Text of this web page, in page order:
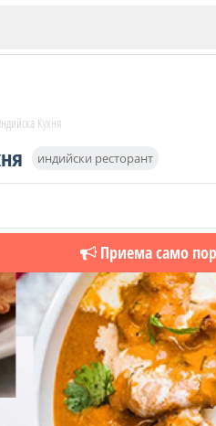
Пловдив
В. Търново
индийски ресторант
Кухня
Приема само